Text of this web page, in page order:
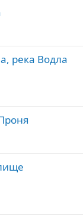
река Водла